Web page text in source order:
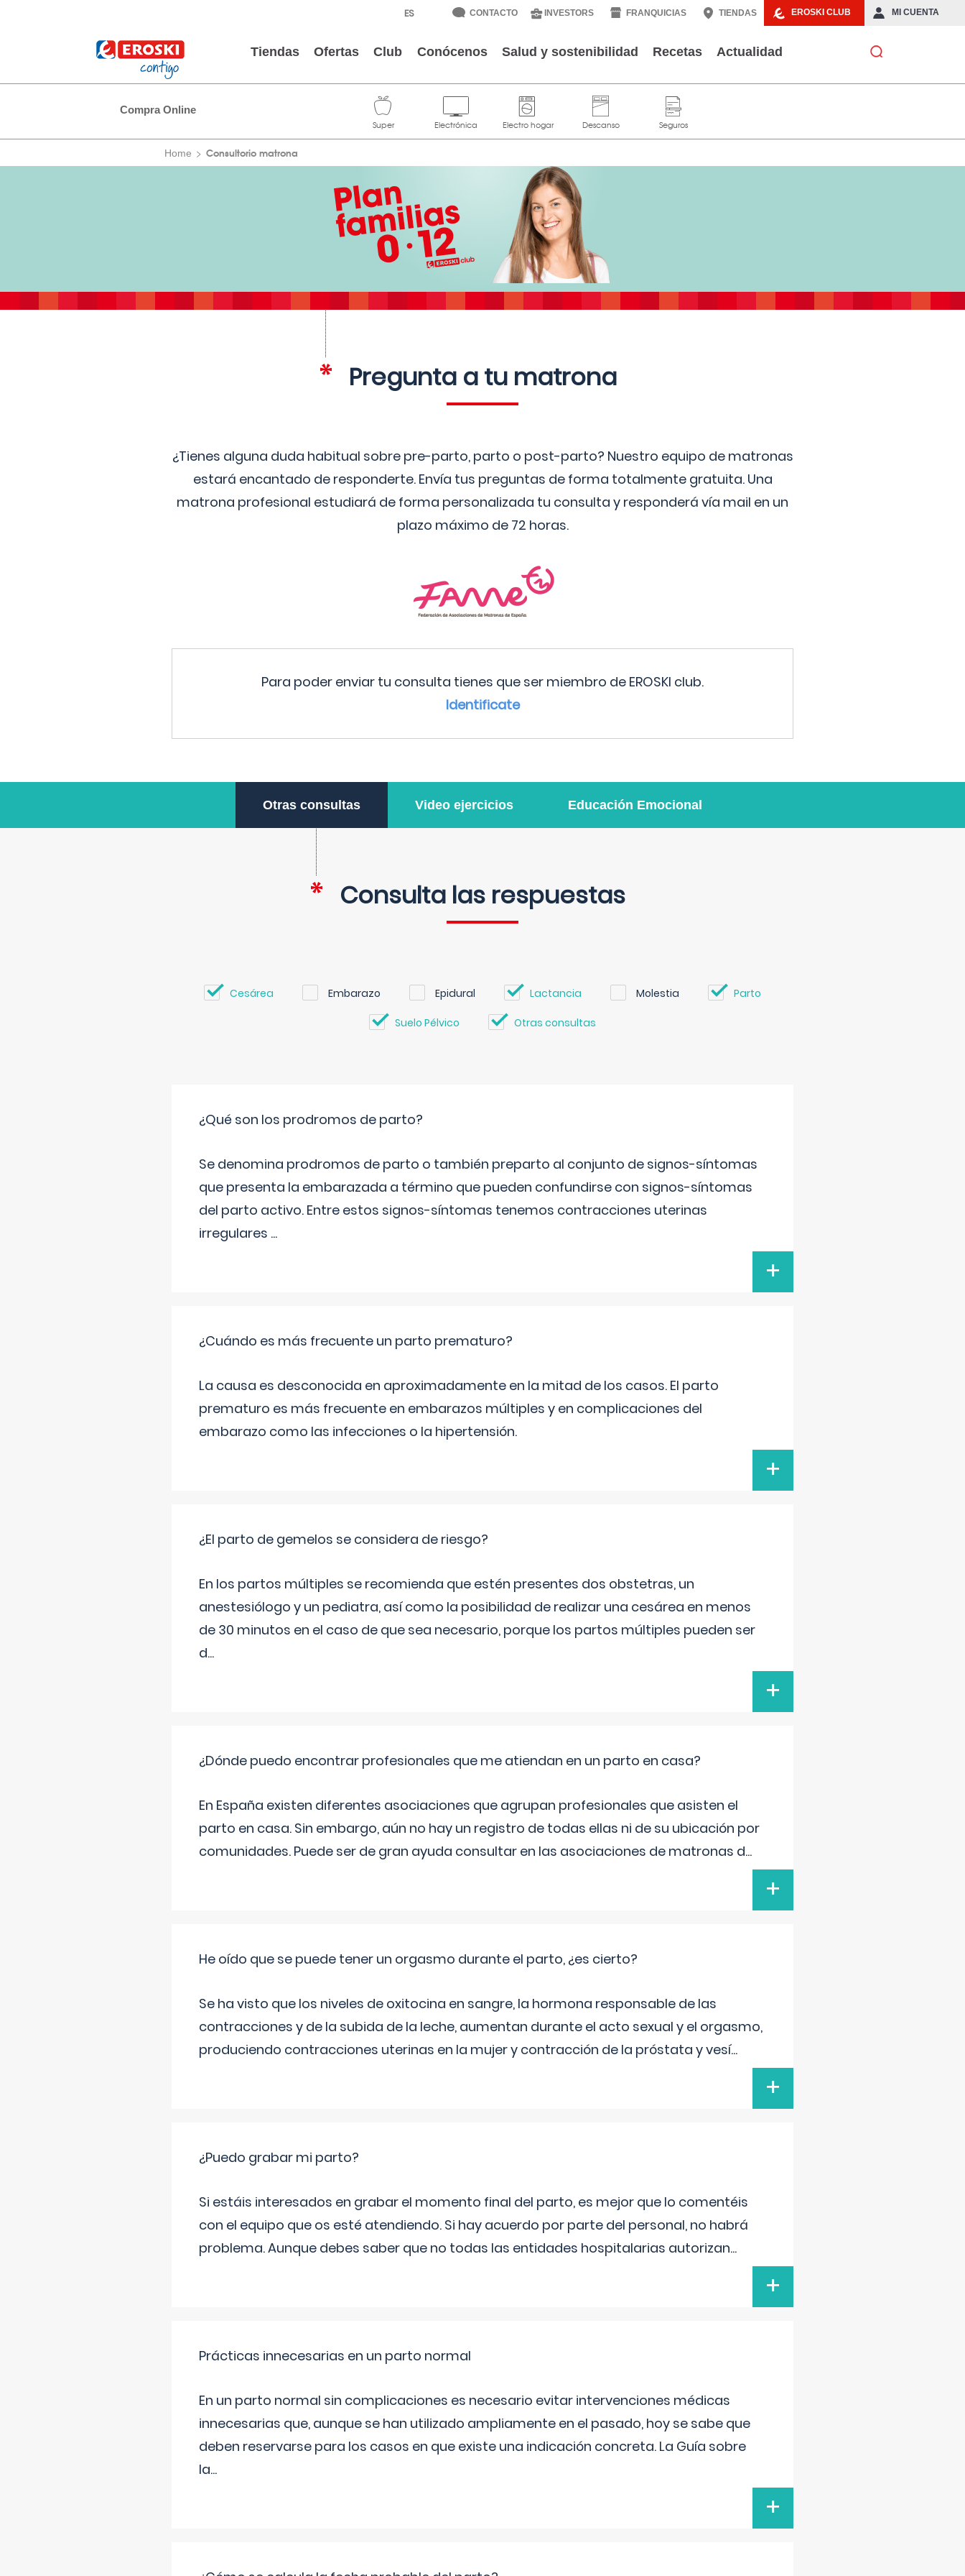
EROSKI CLUB MI CUENTA
CONTACTO INVESTORS FRANQUICIAS TIENDAS
Tiendas Ofertas Club Conócenos Salud y sostenibilidad Recetas Actualidad
Compra Online
Home Consultorio matrona
Pregunta a tu matrona
¿Tienes alguna duda habitual sobre pre-parto, parto o post-parto? Nuestro equipo de matronas
estará encantado de responderte. Envía tus preguntas de forma totalmente gratuita. Una
matrona profesional estudiará de forma personalizada tu consulta y responderá vía mail en un
plazo máximo de 72 horas.
Para poder enviar tu consulta tienes que ser miembro de EROSKI club.
Identificate
Otras consultas Video ejercicios Educación Emocional
Consulta las respuestas
Cesárea Embarazo Epidural Lactancia Molestia Parto
Suelo Pélvico Otras consultas
¿Qué son los prodromos de parto?
Se denomina prodromos de parto o también preparto al conjunto de signos-síntomas
que presenta la embarazada a término que pueden confundirse con signos-síntomas
del parto activo. Entre estos signos-síntomas tenemos contracciones uterinas
irregulares ...
+
¿Cuándo es más frecuente un parto prematuro?
La causa es desconocida en aproximadamente en la mitad de los casos. El parto
prematuro es más frecuente en embarazos múltiples y en complicaciones del
embarazo como las infecciones o la hipertensión.
+
¿El parto de gemelos se considera de riesgo?
En los partos múltiples se recomienda que estén presentes dos obstetras, un
anestesiólogo y un pediatra, así como la posibilidad de realizar una cesárea en menos
de 30 minutos en el caso de que sea necesario, porque los partos múltiples pueden ser
d...
+
¿Dónde puedo encontrar profesionales que me atiendan en un parto en casa?
En España existen diferentes asociaciones que agrupan profesionales que asisten el
parto en casa. Sin embargo, aún no hay un registro de todas ellas ni de su ubicación por
comunidades. Puede ser de gran ayuda consultar en las asociaciones de matronas d...
+
He oído que se puede tener un orgasmo durante el parto, ¿es cierto?
Se ha visto que los niveles de oxitocina en sangre, la hormona responsable de las
contracciones y de la subida de la leche, aumentan durante el acto sexual y el orgasmo,
produciendo contracciones uterinas en la mujer y contracción de la próstata y vesí...
+
¿Puedo grabar mi parto?
Si estáis interesados en grabar el momento final del parto, es mejor que lo comentéis
con el equipo que os esté atendiendo. Si hay acuerdo por parte del personal, no habrá
problema. Aunque debes saber que no todas las entidades hospitalarias autorizan...
+
Prácticas innecesarias en un parto normal
En un parto normal sin complicaciones es necesario evitar intervenciones médicas
innecesarias que, aunque se han utilizado ampliamente en el pasado, hoy se sabe que
deben reservarse para los casos en que existe una indicación concreta. La Guía sobre
la...
+